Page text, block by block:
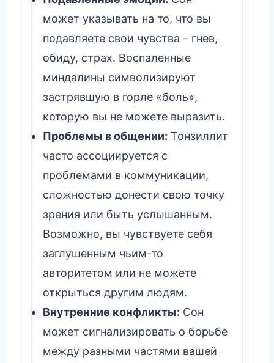
может указывать на то, что вы
подавляете свои чувства – гнев,
обиду, страх. Воспаленные
миндалины символизируют
застрявшую в горле «боль»,
которую вы не можете выразить.
Проблемы в общении: Тонзиллит
часто ассоциируется с
проблемами в коммуникации,
сложностью донести свою точку
зрения или быть услышанным.
Возможно, вы чувствуете себя
заглушенным чьим-то
авторитетом или не можете
открыться другим людям.
Внутренние конфликты: Сон
может сигнализировать о борьбе
между разными частями вашей